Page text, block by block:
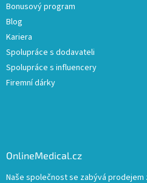
Bonusový program
Blog
Kariera
Spolupráce s dodavateli
Spolupráce s influencery
Firemní dárky
OnlineMedical.cz
Naše společnost se zabývá